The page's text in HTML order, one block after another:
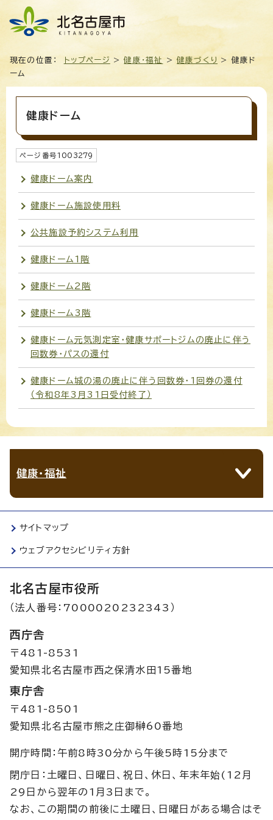
現在の位置： トップページ >健康・福祉 >健康づくり
> 健康ド
ーム
健康ドーム
ページ番号1003279
健康ドーム案内
健康ドーム施設使用料
公共施設予約システム利用
健康ドーム1階
健康ドーム2階
健康ドーム3階
健康ドーム元気測定室・健康サポートジムの廃止に伴う
回数券・パスの還付
健康ドーム城の湯の廃止に伴う回数券・1回券の還付
（令和8年3月31日受付終了）
健康・福祉
サイトマップ
ウェブアクセシビリティ方針
北名古屋市役所
（法人番号：7000020232343）
西庁舎
〒481-8531
愛知県北名古屋市西之保清水田15番地
東庁舎
〒481-8501
愛知県北名古屋市熊之庄御榊60番地
開庁時間：午前8時30分から午後5時15分まで
閉庁日：土曜日、日曜日、祝日、休日、年末年始(12月
29日から翌年の1月3日まで。
なお、この期間の前後に土曜日、日曜日がある場合はそ